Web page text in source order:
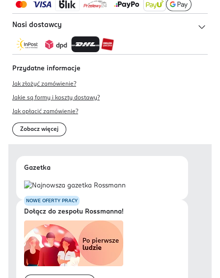
Nasi dostawcy
Przydatne informacje
Jak złożyć zamówienie?
Jakie są formy i koszty dostawy?
Jak opłacić zamówienie?
Zobacz więcej
Gazetka
NOWE OFERTY PRACY
Dołącz do zespołu Rossmanna!